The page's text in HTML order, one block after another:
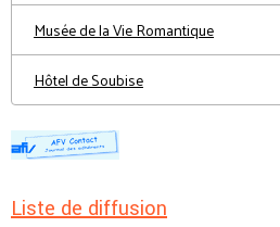
Musée de la Vie Romantique
Hôtel de Soubise
Liste de diffusion